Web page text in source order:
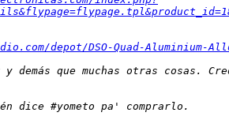
depot/DSO-Quad-Aluminium-